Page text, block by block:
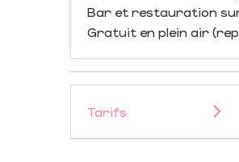
Bar et restauration
Gratuit en plein air
Tarifs